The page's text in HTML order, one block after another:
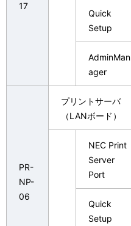
17
Quick
Setup
AdminMan
ager
PR-
NP-
06
プリントサーバ
（LANボード）
NEC Print
Server
Port
Quick
Setup